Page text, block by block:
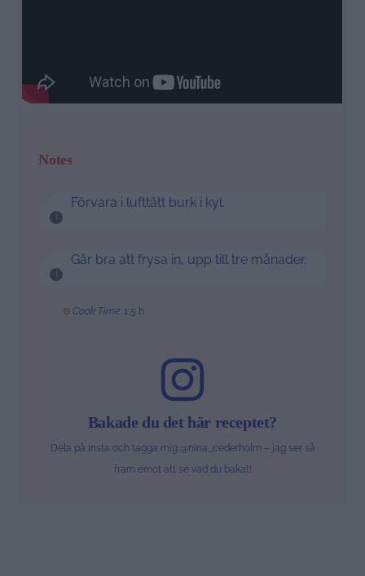
Notes
Förvara i lufttätt burk i kyl.
Går bra att frysa in, upp till tre månader.
Cook Time: 1,5 h
Bakade du det här receptet?
Dela på Insta och tagga mig @nina_cederholm – jag ser så
fram emot att se vad du bakat!